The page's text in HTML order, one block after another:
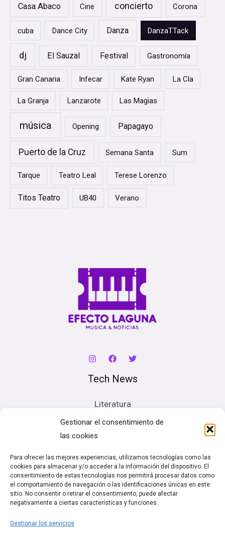
Gestionar el consentimiento de
las cookies
Para ofrecer las mejores experiencias, utilizamos tecnologías como las
cookies para almacenar y/o acceder a la información del dispositivo. El
consentimiento de estas tecnologías nos permitirá procesar datos como
el comportamiento de navegación o las identificaciones únicas en este
sitio. No consentir o retirar el consentimiento, puede afectar
negativamente a ciertas características y funciones.
Gestionar los servicios
r
Casa Abaco Cine concierto Corona
cuba Dance City Danza DanzaTTack
dj El Sauzal Festival Gastronomía
Gran Canaria Infecar Kate Ryan La Cla
La Granja Lanzarote Las Magias
música Opening Papagayo
Puerto de la Cruz Semana Santa Sum
Tarque Teatro Leal Terese Lorenzo
Titos Teatro UB40 Verano
Tech News
Literatura
Cine
Legal
Política de cookies (UE)
Política de Privacidad